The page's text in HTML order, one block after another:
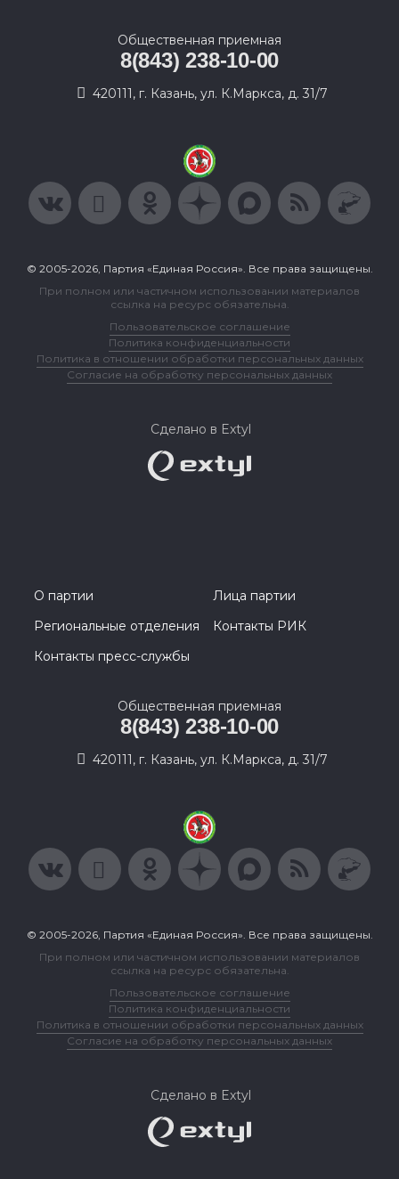
Общественная приемная
8(843) 238-10-00
420111, г. Казань, ул. К.Маркса, д. 31/7
© 2005-2026, Партия «Единая Россия». Все права защищены.
При полном или частичном использовании материалов
ссылка на ресурс обязательна.
Пользовательское соглашение
Политика конфиденциальности
Политика в отношении обработки персональных данных
Согласие на обработку персональных данных
Сделано в Extyl
О партии
Лица партии
Региональные отделения
Контакты РИК
Контакты пресс-службы
Общественная приемная
8(843) 238-10-00
420111, г. Казань, ул. К.Маркса, д. 31/7
© 2005-2026, Партия «Единая Россия». Все права защищены.
При полном или частичном использовании материалов
ссылка на ресурс обязательна.
Пользовательское соглашение
Политика конфиденциальности
Политика в отношении обработки персональных данных
Согласие на обработку персональных данных
Сделано в Extyl